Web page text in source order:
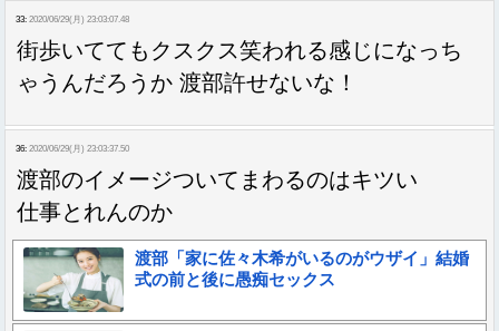
33: 2020/06/29(月) 23:03:07.48
街歩いててもクスクス笑われる感じになっち
ゃうんだろうか 渡部許せないな！
36: 2020/06/29(月) 23:03:37.50
渡部のイメージついてまわるのはキツい
仕事とれんのか
渡部「家に佐々木希がいるのがウザイ」結婚
式の前と後に愚痴セックス